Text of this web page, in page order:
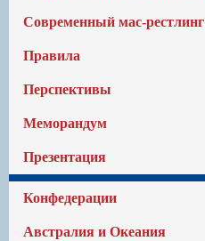
Современный мас-рестлинг
Правила
Перспективы
Меморандум
Презентация
Конфедерации
Австралия и Океания